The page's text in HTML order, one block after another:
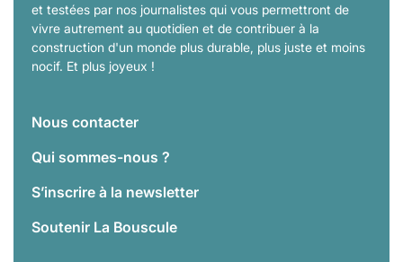
et testées par nos journalistes qui vous permettront de
vivre autrement au quotidien et de contribuer à la
construction d'un monde plus durable, plus juste et moins
nocif. Et plus joyeux !
Nous contacter
Qui sommes-nous ?
S’inscrire à la newsletter
Soutenir La Bouscule